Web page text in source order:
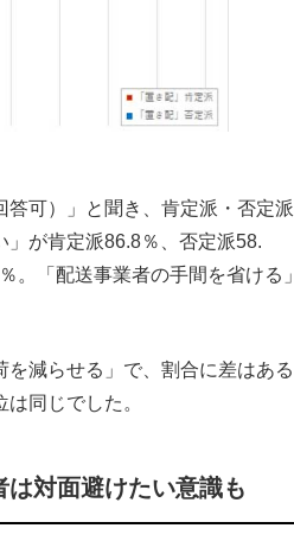
可）」と聞き、肯定派・否定派
が肯定派86.8％、否定派58.
。「配送事業者の手間を省ける」
減らせる」で、割合に差はある
同じでした。
対面避けたい意識も